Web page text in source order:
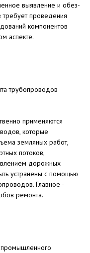
выявление и обез-
проведения
компонентов
аспекте.
трубопроводов
применяются
которые
земляных работ,
потоков,
дорожных
устранены с помощью
Главное -
ремонта.